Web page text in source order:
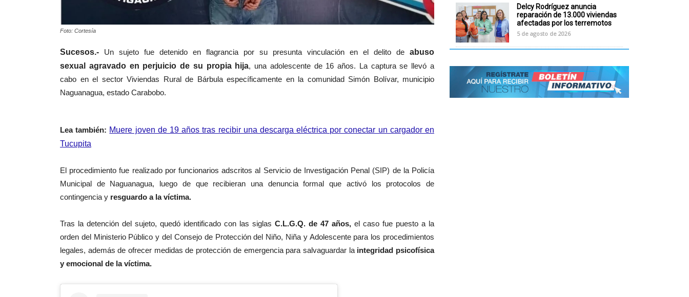
Foto: Cortesía
Sucesos.- Un sujeto fue detenido en flagrancia por su presunta vinculación en el delito de abuso
sexual agravado en perjuicio de su propia hija, una adolescente de 16 años. La captura se llevó a
cabo en el sector Viviendas Rural de Bárbula específicamente en la comunidad Simón Bolívar, municipio
Naguanagua, estado Carabobo.
Lea también: Muere joven de 19 años tras recibir una descarga eléctrica por conectar un cargador en
Tucupita
El procedimiento fue realizado porfuncionarios adscritos al Servicio de Investigación Penal (SIP) de la Policía
Municipal de Naguanagua, luego de que recibieran una denuncia formal que activó los protocolos de
contingencia y resguardo a la víctima.
Tras la detención del sujeto, quedó identificado con las siglas C.L.G.Q. de 47 años, el caso fue puesto a la
orden del Ministerio Público y del Consejo de Protección del Niño, Niña y Adolescente para los procedimientos
legales, además de ofrecer medidas de protección de emergencia para salvaguardar la integridad psicofísica
y emocional de la víctima.
Delcy Rodríguez anuncia
reparación de 13.000 viviendas
afectadas por los terremotos
5 de agosto de 2026